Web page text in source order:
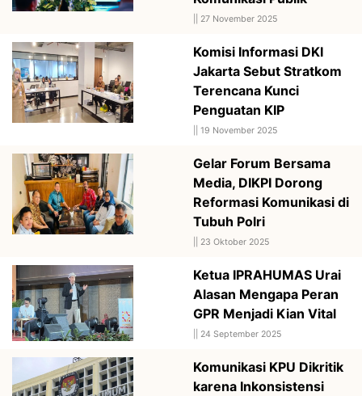
27 November 2025
Komisi Informasi DKI
Jakarta Sebut Stratkom
Terencana Kunci
Penguatan KIP
19 November 2025
Gelar Forum Bersama
Media, DIKPI Dorong
Reformasi Komunikasi di
Tubuh Polri
23 Oktober 2025
Ketua IPRAHUMAS Urai
Alasan Mengapa Peran
GPR Menjadi Kian Vital
24 September 2025
Komunikasi KPU Dikritik
karena Inkonsistensi